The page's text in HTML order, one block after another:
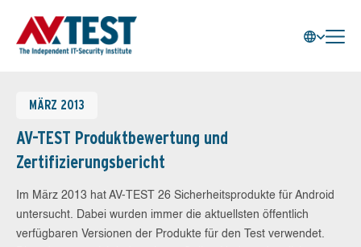
MÄRZ 2013
AV-TEST Produktbewertung und
Zertifizierungsbericht
Im März 2013 hat AV-TEST 26 Sicherheitsprodukte für Android
untersucht. Dabei wurden immer die aktuellsten öffentlich
verfügbaren Versionen der Produkte für den Test verwendet.